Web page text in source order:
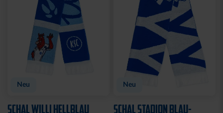
Neu
SCHAL WILLI HELLBLAU
Neu
SCHAL STADION BLAU-